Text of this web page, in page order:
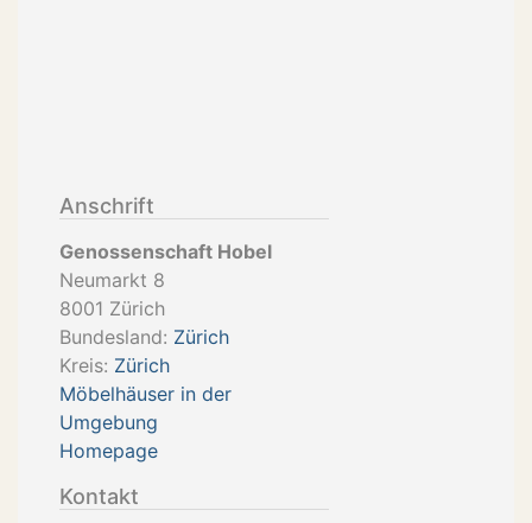
Anschrift
Genossenschaft Hobel
Neumarkt 8
8001 Zürich
Bundesland: Zürich
Kreis: Zürich
Möbelhäuser in der
Umgebung
Homepage
Kontakt